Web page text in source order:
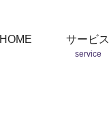
HOME サービス
service